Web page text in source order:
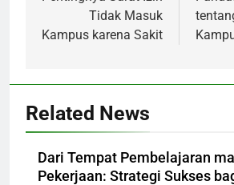
Tidak Masuk
Kampus karena Sakit
Related News
Dari Tempat Pembelajaran
Pekerjaan: Strategi Sukses